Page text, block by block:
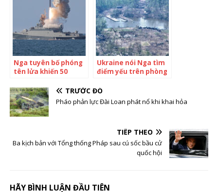
Nga tuyên bố phóng
tên lửa khiến 50
Ukraine thiệt mạng
Ukraine nói Nga tìm
điểm yếu trên phòng
TRƯỚC ĐÓ
Pháo phản lực Đài Loan phát nổ khi khai hỏa
TIẾP THEO
Ba kịch bản với Tổng thống Pháp sau cú sốc bầu cử
quốc hội
HÃY BÌNH LUẬN ĐẦU TIÊN